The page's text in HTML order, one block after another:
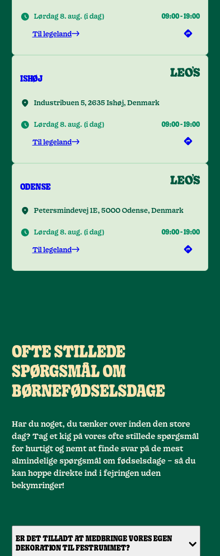
Lørdag 8. aug. (i dag) 09:00-19:00
Til legeland
ISHØJ
Industribuen 5, 2635 Ishøj, Denmark
Lørdag 8. aug. (i dag) 09:00-19:00
Til legeland
ODENSE
Petersmindevej 1E, 5000 Odense, Denmark
Lørdag 8. aug. (i dag) 09:00-19:00
Til legeland
OFTE STILLEDE
SPØRGSMÅL OM
BØRNEFØDSELSDAGE
Har du noget, du tænker over inden den store
dag? Tag et kig på vores ofte stillede spørgsmål
for hurtigt og nemt at finde svar på de mest
almindelige spørgsmål om fødselsdage – så du
kan hoppe direkte ind i fejringen uden
bekymringer!
ER DET TILLADT AT MEDBRINGE VORES EGEN
DEKORATION TIL FESTRUMMET?